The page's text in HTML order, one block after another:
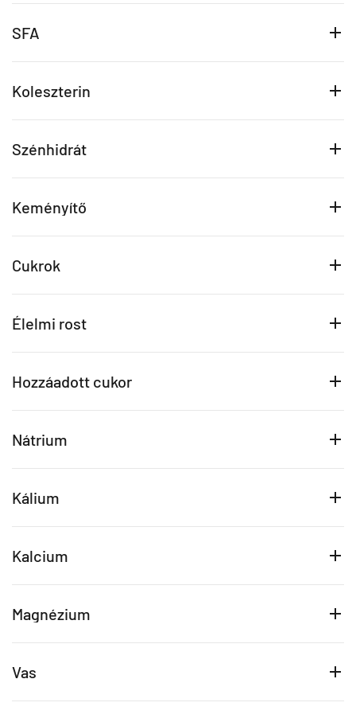
SFA
Koleszterin
Szénhidrát
Keményítő
Cukrok
Élelmi rost
Hozzáadott cukor
Nátrium
Kálium
Kalcium
Magnézium
Vas